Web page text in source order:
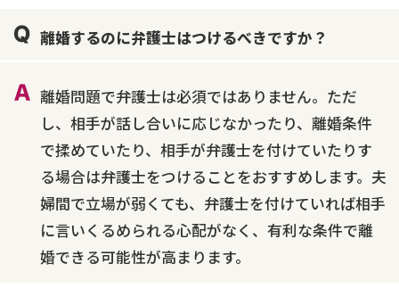
不貞・不倫慰謝料請求
国際離婚
養育費問題
離婚するのに弁護士はつけるべきですか？
離婚問題で弁護士は必須ではありません。ただ
し、相手が話し合いに応じなかったり、離婚条件
で揉めていたり、相手が弁護士を付けていたりす
る場合は弁護士をつけることをおすすめします。夫
婦間で立場が弱くても、弁護士を付けていれば相手
に言いくるめられる心配がなく、有利な条件で離
婚できる可能性が高まります。